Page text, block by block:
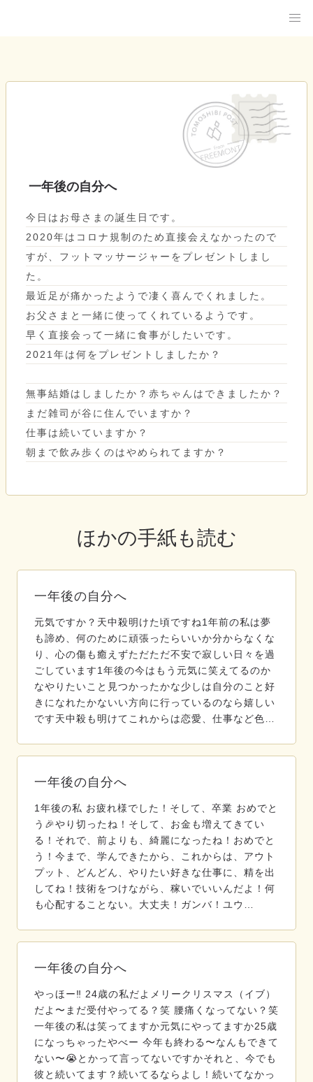
一年後の自分へ
今日はお母さまの誕生日です。
2020年はコロナ規制のため直接会えなかったので
すが、フットマッサージャーをプレゼントしまし
た。
最近足が痛かったようで凄く喜んでくれました。
お父さまと一緒に使ってくれているようです。
早く直接会って一緒に食事がしたいです。
2021年は何をプレゼントしましたか？
無事結婚はしましたか？赤ちゃんはできましたか？
まだ雑司が谷に住んでいますか？
仕事は続いていますか？
朝まで飲み歩くのはやめられてますか？
ほかの手紙も読む
一年後の自分へ
元気ですか？天中殺明けた頃ですね1年前の私は夢
も諦め、何のために頑張ったらいいか分からなくな
り、心の傷も癒えずただただ不安で寂しい日々を過
ごしています1年後の今はもう元気に笑えてるのか
なやりたいこと見つかったかな少しは自分のこと好
きになれたかないい方向に行っているのなら嬉しい
です天中殺も明けてこれからは恋愛、仕事など色…
一年後の自分へ
1年後の私 お疲れ様でした！そして、卒業 おめでと
う🎉やり切ったね！そして、お金も増えてきてい
る！それで、前よりも、綺麗になったね！おめでと
う！今まで、学んできたから、これからは、アウト
プット、どんどん、やりたい好きな仕事に、精を出
してね！技術をつけながら、稼いでいいんだよ！何
も心配することない。大丈夫！ガンバ！ユウ…
一年後の自分へ
やっほー‼️ 24歳の私だよメリークリスマス（イブ）
だよ〜まだ受付やってる？笑 腰痛くなってない？笑
一年後の私は笑ってますか元気にやってますか25歳
になっちゃったやべー 今年も終わる〜なんもできて
ない〜😭とかって言ってないですかそれと、今でも
彼と続いてます？続いてるならよし！続いてなかっ